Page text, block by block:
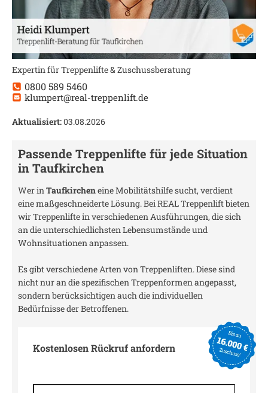
Expertin für Treppenlifte & Zuschussberatung
0800 589 5460
klumpert@real-treppenlift.de
Aktualisiert:03.08.2026
Passende Treppenlifte für jede Situation
inTaufkirchen
Wer inTaufkircheneine Mobilitätshilfe sucht, verdient
eine maßgeschneiderte Lösung. Bei REAL Treppenlift bieten
wir Treppenlifte in verschiedenen Ausführungen, die sich
an die unterschiedlichsten Lebensumstände und
Wohnsituationen anpassen.
Es gibt verschiedene Arten von Treppenliften. Diese sind
nicht nur an die spezifischen Treppenformen angepasst,
sondern berücksichtigen auch die individuellen
Bedürfnisse der Betroffenen.
Kostenlosen Rückruf anfordern